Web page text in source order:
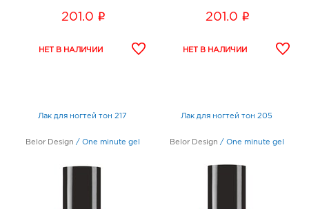
201.0 i 201.0 i
Лак для ногтей тон 217
Belor Design / One minute gel
Лак для ногтей тон 205
Belor Design / One minute gel